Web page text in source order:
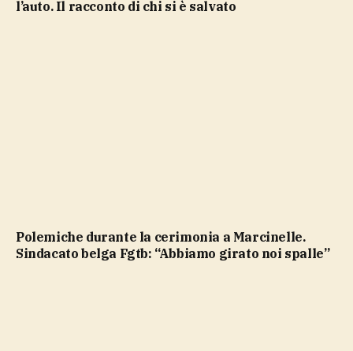
l’auto. Il racconto di chi si è salvato
Polemiche durante la cerimonia a Marcinelle.
Sindacato belga Fgtb: “Abbiamo girato noi spalle”